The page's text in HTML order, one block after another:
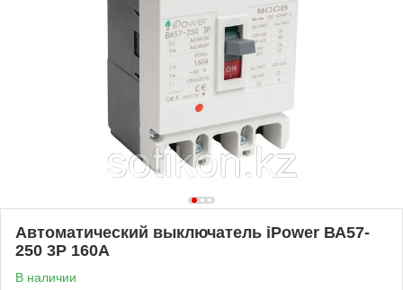
Автоматический выключатель iPower ВА57-
250 3P 160A
В наличии